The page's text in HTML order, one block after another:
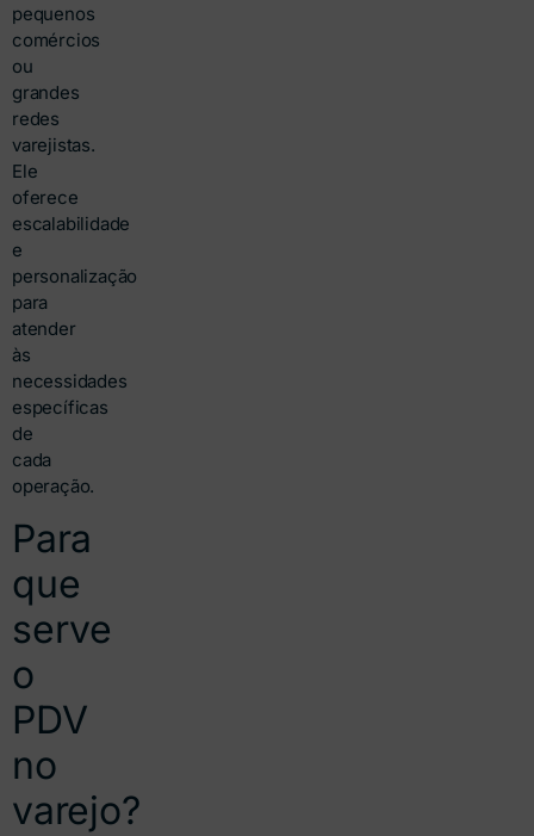
pequenos
comércios
ou
grandes
redes
varejistas.
Ele
oferece
escalabilidade
e
personalização
para
atender
às
necessidades
específicas
de
cada
operação.
Para
que
serve
o
PDV
no
varejo?